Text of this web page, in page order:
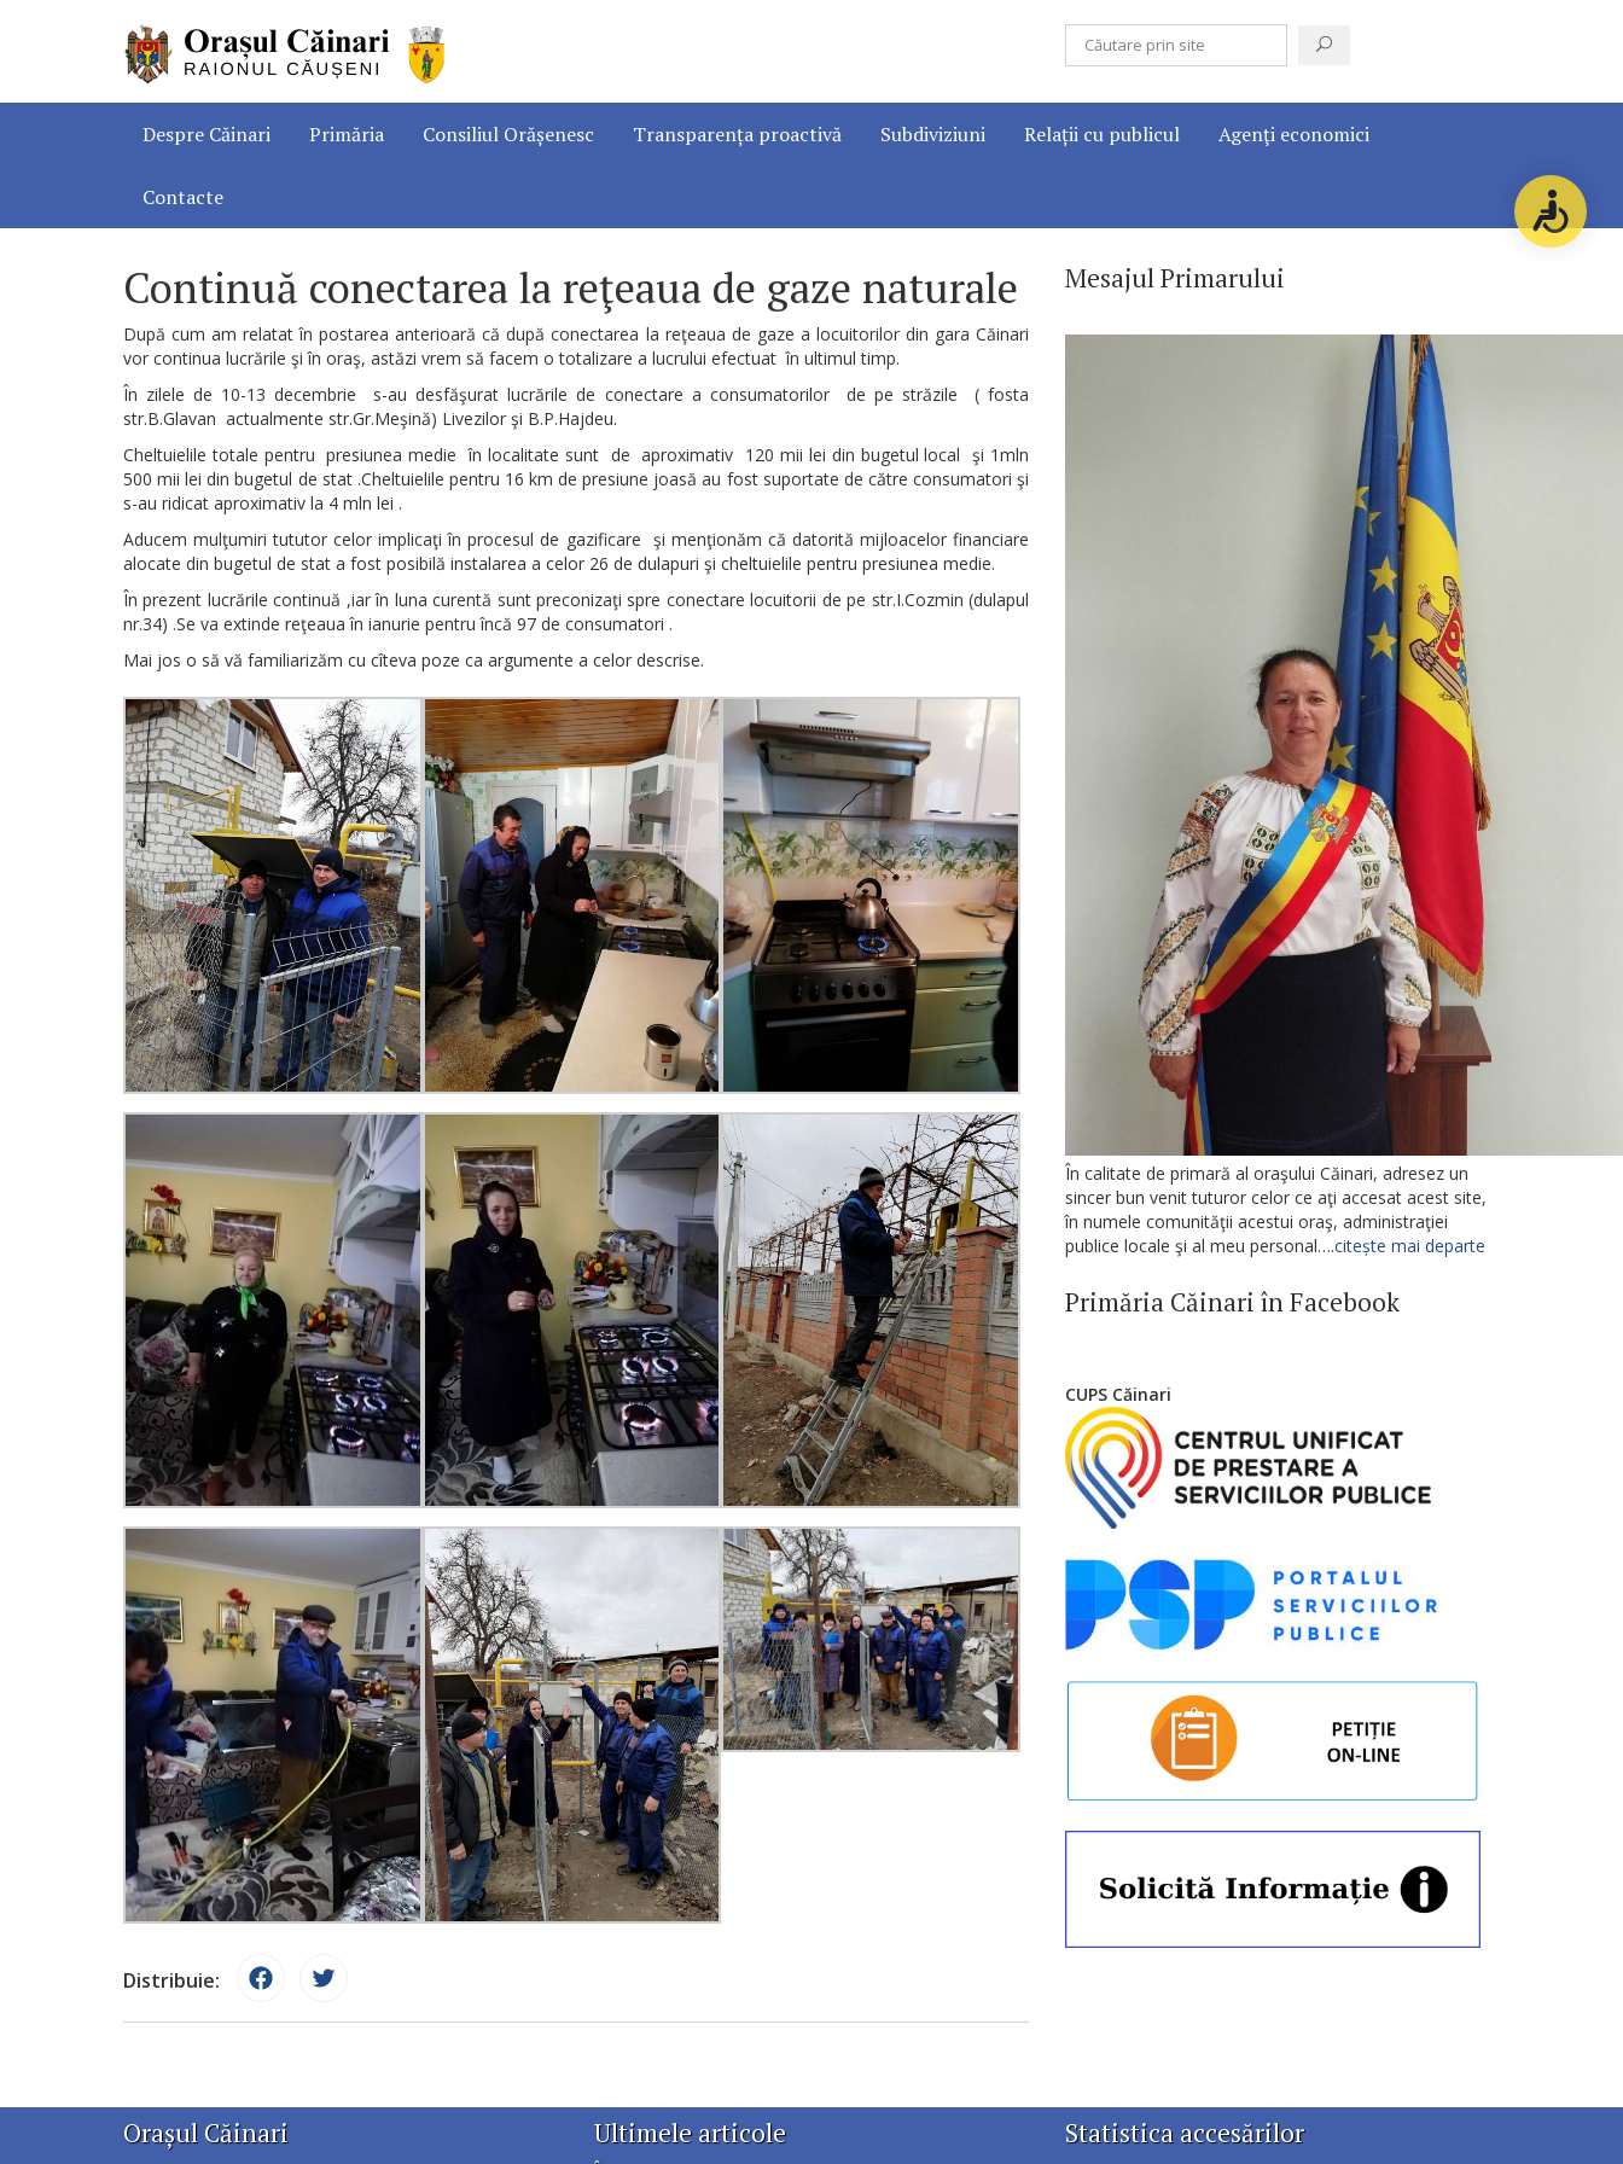
Despre Căinari Primăria Consiliul Orășenesc Transparența proactivă Subdiviziuni Relații cu publicul Agenţi economici
Contacte
Continuă conectarea la reţeaua de gaze naturale
După cum am relatat în postarea anterioară că după conectarea la reţeaua de gaze a locuitorilor din gara Căinari
vor continua lucrările şi în oraş, astăzi vrem să facem o totalizare a lucrului efectuat în ultimul timp.
În zilele de 10-13 decembrie s-au desfăşurat lucrările de conectare a consumatorilor de pe străzile ( fosta
str.B.Glavan actualmente str.Gr.Meşină) Livezilor şi B.P.Hajdeu.
Cheltuielile totale pentru presiunea medie în localitate sunt de aproximativ 120 mii lei din bugetul local şi 1mln
500 mii lei din bugetul de stat .Cheltuielile pentru 16 km de presiune joasă au fost suportate de către consumatori şi
s-au ridicat aproximativ la 4 mln lei .
Aducem mulţumiri tututor celor implicaţi în procesul de gazificare şi menţionăm că datorită mijloacelor financiare
alocate din bugetul de stat a fost posibilă instalarea a celor 26 de dulapuri şi cheltuielile pentru presiunea medie.
În prezent lucrările continuă ,iar în luna curentă sunt preconizaţi spre conectare locuitorii de pe str.I.Cozmin (dulapul
nr.34) .Se va extinde reţeaua în ianurie pentru încă 97 de consumatori .
Mai jos o să vă familiarizăm cu cîteva poze ca argumente a celor descrise.
Distribuie:
Mesajul Primarului
În calitate de primară al oraşului Căinari, adresez un
sincer bun venit tuturor celor ce aţi accesat acest site,
în numele comunităţii acestui oraş, administraţiei
publice locale şi al meu personal….citește mai departe
Primăria Căinari în Facebook
CUPS Căinari
Orașul Căinari Ultimele articole Statistica accesărilor